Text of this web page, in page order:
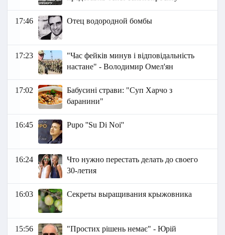
17:46 Отец водородной бомбы
17:23
"Час фейків минув і відповідальність
настане" - Володимир Омел'ян
17:02
Бабусині страви: "Суп Харчо з
баранини"
16:45 Pupo ''Su Di Noi''
16:24
Что нужно перестать делать до своего
30-летия
16:03 Секреты выращивания крыжовника
15:56
"Простих рішень немає" - Юрій